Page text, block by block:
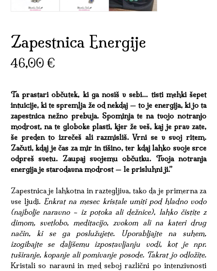
Zapestnica Energije
46,00 €
Ta prastari občutek, ki ga nosiš v sebi… tisti mehki šepet
intuicije, ki te spremlja že od nekdaj — to je energija, ki jo ta
zapestnica nežno prebuja. Spominja te na tvojo notranjo
modrost, na te globoke plasti, kjer že veš, kaj je prav zate,
še preden to izrečeš ali razmisliš. Vrni se v svoj ritem.
Začuti, kdaj je čas za mir in tišino, ter kdaj lahko svoje srce
odpreš svetu. Zaupaj svojemu občutku. Tvoja notranja
energija je starodavna modrost — le prisluhni ji.”
Zapestnica je lahkotna in raztegljiva, tako da je primerna za
vse ljudi.Enkrat na mesec kristale umiti pod hladno vodo
(najbolje naravno – iz potoka ali dežnice), lahko čistite z
dimom, svetlobo, meditacijo, zvokom ali na kateri drug
način, ki se ga poslužujete. Uporabljajte na suhem,
izogibajte se daljšemu izpostavljanju vodi, kot je npr.
tuširanje, kopanje ali pomivanje posode. Takrat jo odložite.
Kristali so naravni in med seboj različni po intenzivnosti